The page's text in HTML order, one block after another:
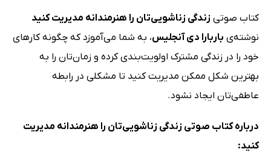
کتاب صوتی زندگی زناشویی‌تان را هنرمندانه مدیریت کنید
نوشته‌ی باربارا دی آنجلیس، به شما می‌آموزد که چگونه کارهای
خود را در زندگی مشترک اولویت‌بندی کرده و زمان‌تان را به
بهترین شکل ممکن مدیریت کنید تا مشکلی در رابطه
عاطفی‌تان ایجاد نشود.
درباره کتاب صوتی زندگی زناشویی‌تان را هنرمندانه مدیریت
کنید: